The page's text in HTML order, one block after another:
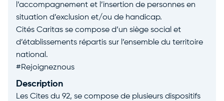
l’accompagnement et l’insertion de personnes en
situation d’exclusion et/ou de handicap.
Cités Caritas se compose d’un siège social et
d’établissements répartis sur l’ensemble du territoire
national.
#Rejoigneznous
Description
Les Cites du 92, se compose de plusieurs dispositifs